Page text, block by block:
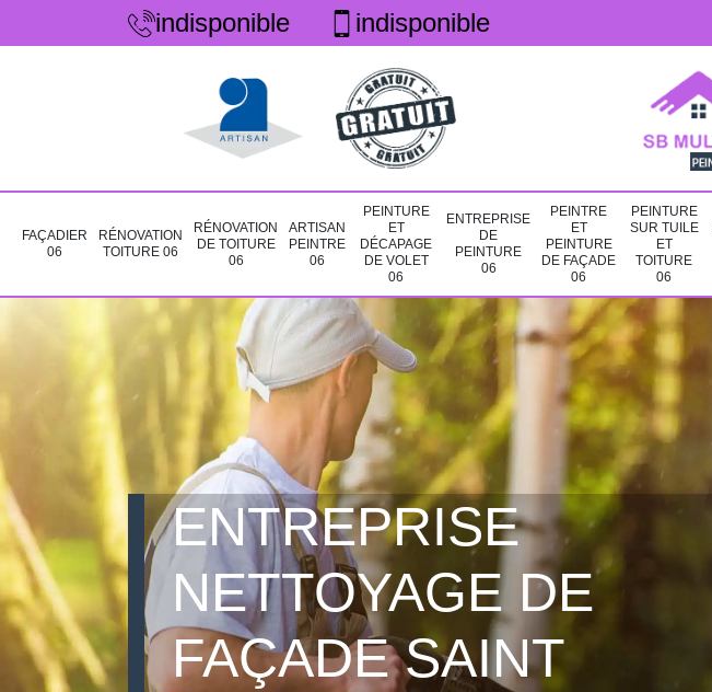
indisponible indisponible
FAÇADIER
06
RÉNOVATION
TOITURE 06
RÉNOVATION
DE TOITURE
06
ARTISAN
PEINTRE
06
PEINTURE
ET
DÉCAPAGE
DE VOLET
06
ENTREPRISE
DE
PEINTURE
06
PEINTRE
ET
PEINTURE
DE FAÇADE
06
PEINTURE
SUR TUILE
ET
TOITURE
06
ENTREPRISE
NETTOYAGE DE
FAÇADE SAINT